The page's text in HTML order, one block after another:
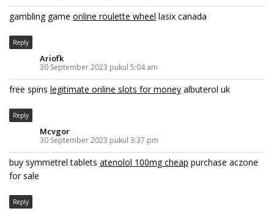
gambling game online roulette wheel lasix canada
Reply
Ariofk
30 September 2023 pukul 5:04 am
free spins legitimate online slots for money albuterol uk
Reply
Mcvgor
30 September 2023 pukul 3:37 pm
buy symmetrel tablets atenolol 100mg cheap purchase aczone
for sale
Reply